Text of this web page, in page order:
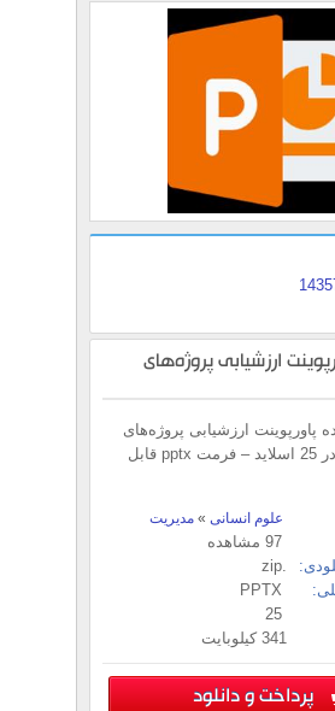
ارزشیابی پروژه‌های
پاورپوینت ارزشیابی پروژه‌های
عمرانی دولت در 25 اسلاید – فرمت pptx قابل
علوم انسانی » مدیریت
.zip
341 کیلوبایت
پرداخت و دانلود